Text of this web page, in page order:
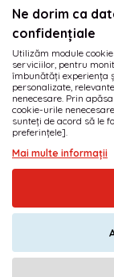
Abonează-te la
descoperă
Am citit şi sunt de
Ne dorim ca
confidențiale
Utilizăm module
serviciilor, pentru
îmbunătăți experiența
personalizate,
nenecesare. Prin
cookie-urile
sunteți de acord să le
preferințele].
Mai multe informații